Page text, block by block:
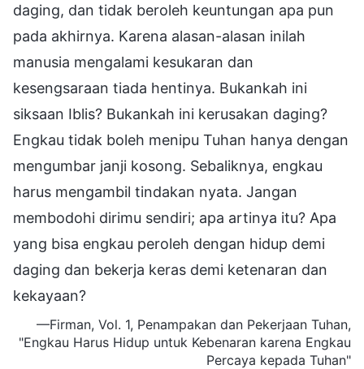
daging, dan tidak beroleh keuntungan apa pun
pada akhirnya. Karena alasan-alasan inilah
manusia mengalami kesukaran dan
kesengsaraan tiada hentinya. Bukankah ini
siksaan Iblis? Bukankah ini kerusakan daging?
Engkau tidak boleh menipu Tuhan hanya dengan
mengumbar janji kosong. Sebaliknya, engkau
harus mengambil tindakan nyata. Jangan
membodohi dirimu sendiri; apa artinya itu? Apa
yang bisa engkau peroleh dengan hidup demi
daging dan bekerja keras demi ketenaran dan
kekayaan?
—Firman, Vol. 1, Penampakan dan Pekerjaan Tuhan,
"Engkau Harus Hidup untuk Kebenaran karena Engkau
Percaya kepada Tuhan"